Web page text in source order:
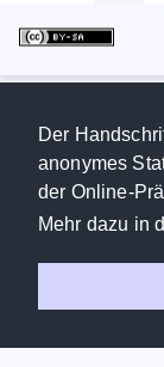
Der
anonymes
der Online-
Mehr dazu in